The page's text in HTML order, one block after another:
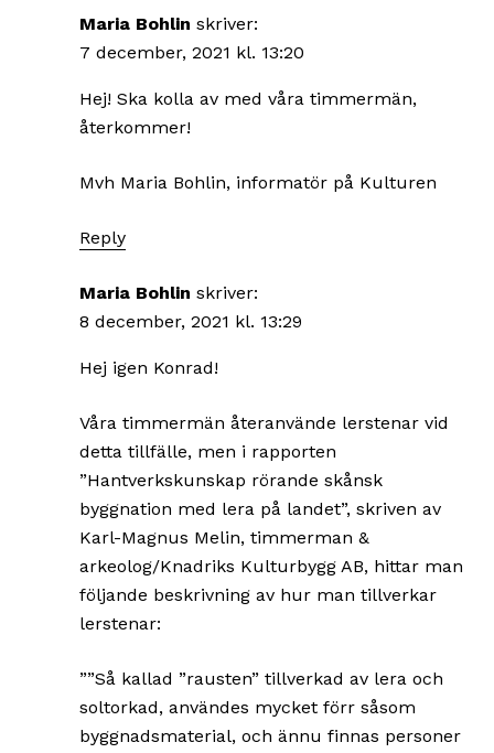
Maria Bohlin skriver:
7 december, 2021 kl. 13:20
Hej! Ska kolla av med våra timmermän,
återkommer!
Mvh Maria Bohlin, informatör på Kulturen
Reply
Maria Bohlin skriver:
8 december, 2021 kl. 13:29
Hej igen Konrad!
Våra timmermän återanvände lerstenar vid
detta tillfälle, men i rapporten
”Hantverkskunskap rörande skånsk
byggnation med lera på landet”, skriven av
Karl-Magnus Melin, timmerman &
arkeolog/Knadriks Kulturbygg AB, hittar man
följande beskrivning av hur man tillverkar
lerstenar:
””Så kallad ”rausten” tillverkad av lera och
soltorkad, användes mycket förr såsom
byggnadsmaterial, och ännu finnas personer